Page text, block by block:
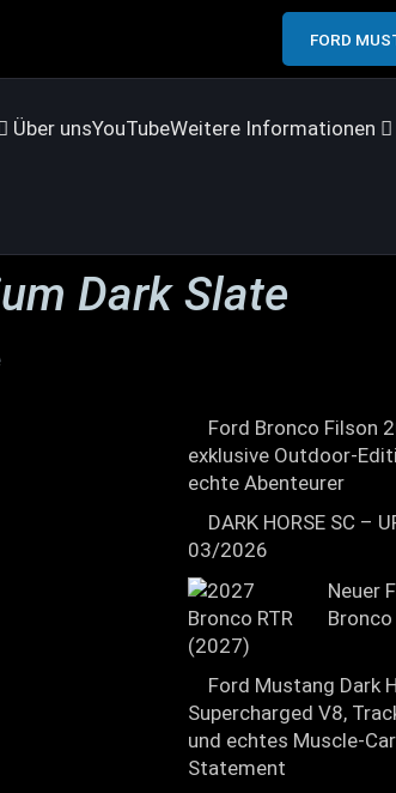
FORD
Über unsYouTubeWeitere Informationen
Dark Slate
Ford Bronco Filson
exklusive Outdoor-
echte Abenteurer
DARK HORSE SC –
03/2026
Neuer
Bronco
(2027)
Ford Mustang Dark
Supercharged V8,
und echtes Muscle-
Statement